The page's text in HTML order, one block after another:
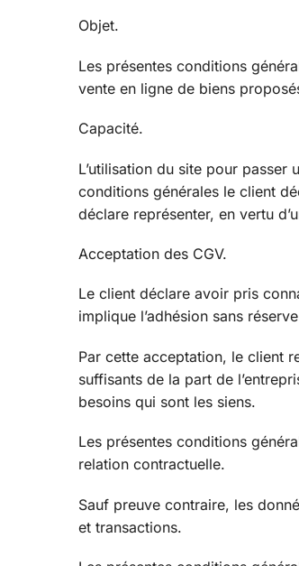
Objet.
Les présentes conditions
vente en ligne de biens
Capacité.
L’utilisation du site pour passer
conditions générales le client
déclare représenter, en vertu
Acceptation des CGV.
Le client déclare avoir pris
implique l’adhésion sans
Par cette acceptation, le client
suffisants de la part de
besoins qui sont les siens.
Les présentes conditions
relation contractuelle.
Sauf preuve contraire, les
et transactions.